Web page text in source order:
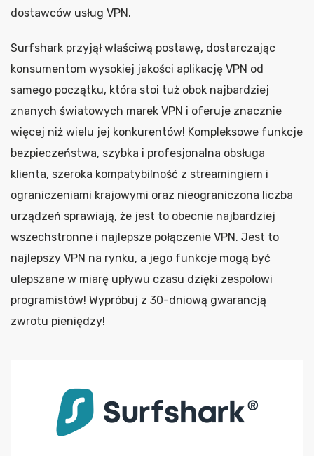
dostawców usług VPN.
Surfshark przyjął właściwą postawę, dostarczając
konsumentom wysokiej jakości aplikację VPN od
samego początku, która stoi tuż obok najbardziej
znanych światowych marek VPN i oferuje znacznie
więcej niż wielu jej konkurentów! Kompleksowe funkcje
bezpieczeństwa, szybka i profesjonalna obsługa
klienta, szeroka kompatybilność z streamingiem i
ograniczeniami krajowymi oraz nieograniczona liczba
urządzeń sprawiają, że jest to obecnie najbardziej
wszechstronne i najlepsze połączenie VPN. Jest to
najlepszy VPN na rynku, a jego funkcje mogą być
ulepszane w miarę upływu czasu dzięki zespołowi
programistów! Wypróbuj z 30-dniową gwarancją
zwrotu pieniędzy!